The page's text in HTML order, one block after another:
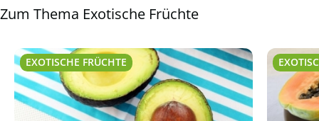
Zum Thema Exotische Früchte
EXOTISCHE FRÜCHTE